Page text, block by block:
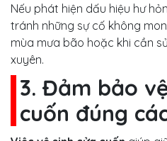
Nếu phát hiện dấu hiệu hư
tránh những sự cố không
mùa mưa bão hoặc khi cần
xuyên.
3. Đảm bảo
cuốn đúng